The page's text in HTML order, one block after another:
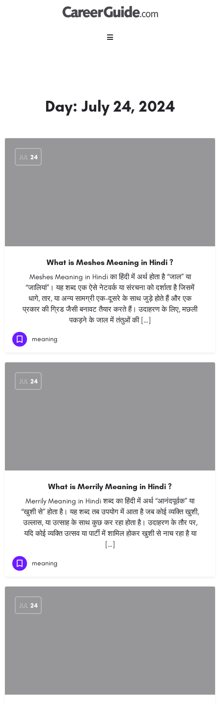
Day: July 24, 2024
JUL 24
What is Meshes Meaning in Hindi ?
Meshes Meaning in Hindi का हिंदी में अर्थ होता है “जाल” या
“जालियां”। यह शब्द एक ऐसे नेटवर्क या संरचना को दर्शाता है जिसमें
धागे, तार, या अन्य सामग्री एक-दूसरे के साथ जुड़े होते हैं और एक
प्रकार की ग्रिड जैसी बनावट तैयार करते हैं। उदाहरण के लिए, मछली
पकड़ने के जाल में तंतुओं की […]
meaning
JUL 24
What is Merrily Meaning in Hindi ?
Merrily Meaning in Hindi शब्द का हिंदी में अर्थ “आनंदपूर्वक” या
“खुशी से” होता है। यह शब्द तब उपयोग में आता है जब कोई व्यक्ति खुशी,
उल्लास, या उत्साह के साथ कुछ कर रहा होता है। उदाहरण के तौर पर,
यदि कोई व्यक्ति उत्सव या पार्टी में शामिल होकर खुशी से नाच रहा है या
[…]
meaning
JUL 24